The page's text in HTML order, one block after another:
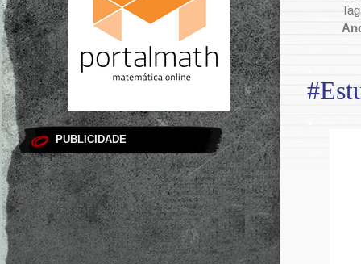
PUBLICIDADE